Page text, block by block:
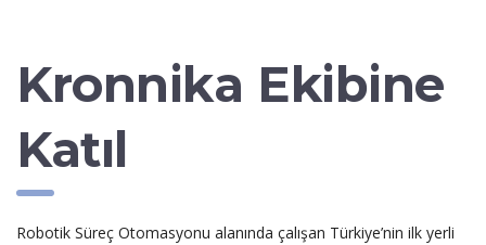
Kronnika Ekibine
Katıl
Robotik Süreç Otomasyonu alanında çalışan Türkiye’nin ilk yerli